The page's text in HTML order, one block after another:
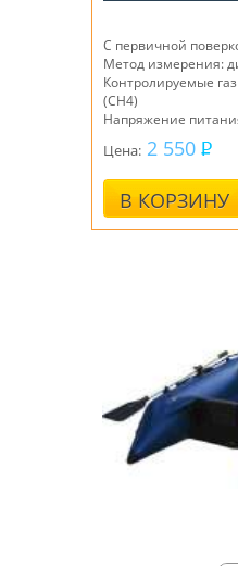
С первичной
Метод измерения:
Контролируемые
(СН4)
Напряжение
Цена: 2 550
В КОРЗИНУ